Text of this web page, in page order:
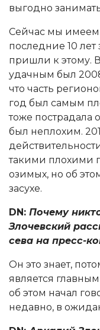
выгодно
Сейчас мы имеем
последние 10
пришли к этому.
удачным был
что часть
год был самым
тоже пострадала
был неплохим.
такими плохими
озимых, но об
засухе.
DN: Почему
Злочевский
сева на пресс-
Он это знает,
является
об этом начал
недавно, в